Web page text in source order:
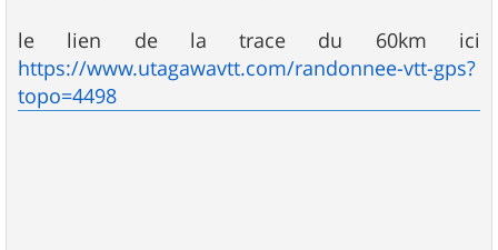
le lien de la trace du 60km ici
https://www.utagawavtt.com/randonnee-vtt-gps?
topo=4498